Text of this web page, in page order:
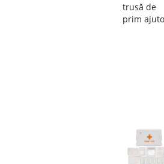
trusă de
prim